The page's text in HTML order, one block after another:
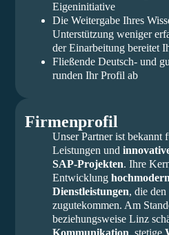
Eigeninitiative
Die Weitergabe Ihres
Unterstützung weniger
der Einarbeitung bereitet
Fließende Deutsch- und
runden Ihr Profil ab
Firmenprofil
Unser Partner ist bekannt
Leistungen und
SAP-Projekten. Ihre
Entwicklung
Dienstleistungen, die
zugutekommen. Am
beziehungsweise Linz